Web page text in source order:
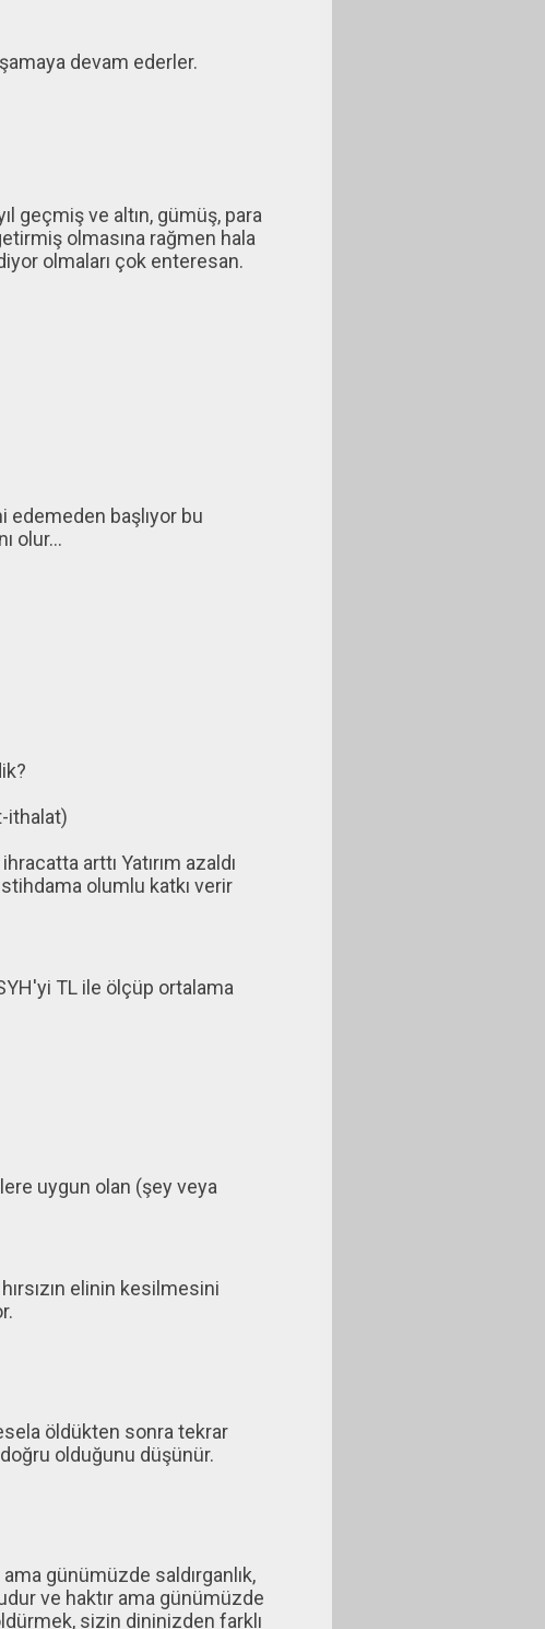
devam ederler.
geçmiş ve altın, gümüş, para
olmasına rağmen hala
olmaları çok enteresan.
başlıyor bu
olur...
ithalat)
arttı Yatırım azaldı
olumlu katkı verir
TL ile ölçüp ortalama
uygun olan (şey veya
elinin kesilmesini
öldükten sonra tekrar
olduğunu düşünür.
günümüzde saldırganlık,
ve haktır ama günümüzde
sizin dininizden farklı